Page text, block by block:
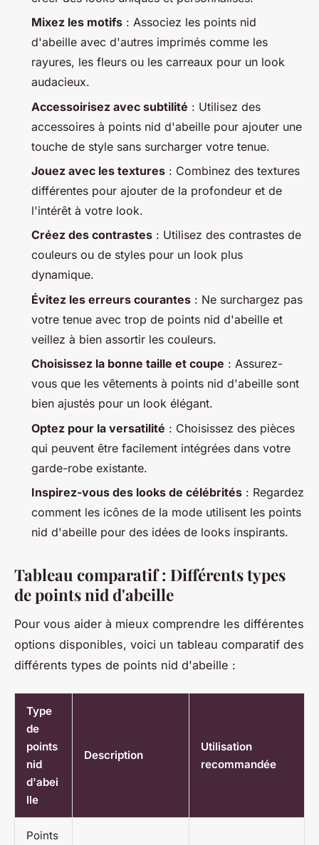
Mixez les motifs : Associez les points nid
d'abeille avec d'autres imprimés comme les
rayures, les fleurs ou les carreaux pour un look
audacieux.
Accessoirisez avec subtilité : Utilisez des
accessoires à points nid d'abeille pour ajouter une
touche de style sans surcharger votre tenue.
Jouez avec les textures : Combinez des textures
différentes pour ajouter de la profondeur et de
l'intérêt à votre look.
Créez des contrastes : Utilisez des contrastes de
couleurs ou de styles pour un look plus
dynamique.
Évitez les erreurs courantes : Ne surchargez pas
votre tenue avec trop de points nid d'abeille et
veillez à bien assortir les couleurs.
Choisissez la bonne taille et coupe : Assurez-
vous que les vêtements à points nid d'abeille sont
bien ajustés pour un look élégant.
Optez pour la versatilité : Choisissez des pièces
qui peuvent être facilement intégrées dans votre
garde-robe existante.
Inspirez-vous des looks de célébrités : Regardez
comment les icônes de la mode utilisent les points
nid d'abeille pour des idées de looks inspirants.
Tableau comparatif : Différents types
de points nid d'abeille
Pour vous aider à mieux comprendre les différentes
options disponibles, voici un tableau comparatif des
différents types de points nid d'abeille :
Type
de
points
nid
d'abei
lle
Description
Utilisation
recommandée
Points